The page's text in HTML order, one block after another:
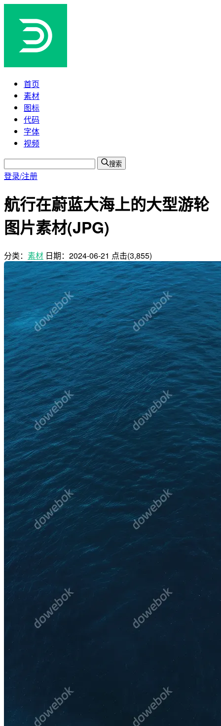
首页
素材
图标
代码
字体
视频
搜索
登录/注册
航行在蔚蓝大海上的大型游轮
图片素材(JPG)
分类： 素材 日期： 2024-06-21 点击(3,855)